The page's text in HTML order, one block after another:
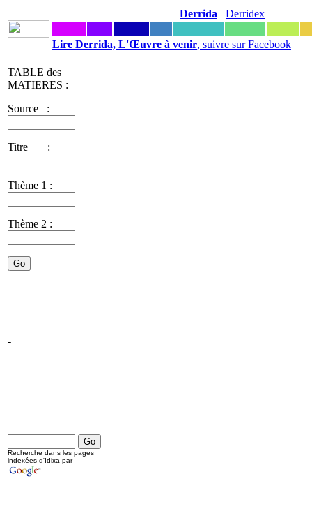
Derrida Derridex
Lire Derrida, L'Œuvre à venir, suivre sur Facebook
TABLE des
MATIERES :
Source :
Titre :
Thème 1 :
Thème 2 :
-
Recherche dans les pages
indexées d'Idixa par